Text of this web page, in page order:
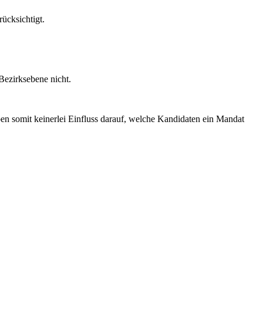
nicht.
somit keinerlei Einfluss darauf, welche Kandidaten ein Mandat